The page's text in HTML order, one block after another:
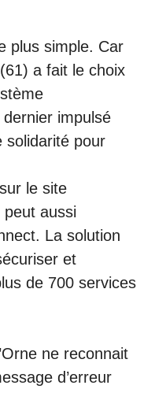
plus simple. Car
a fait le choix
dernier impulsé
solidarité pour
le site
aussi
La solution
et
de 700 services
ne reconnait
d’erreur